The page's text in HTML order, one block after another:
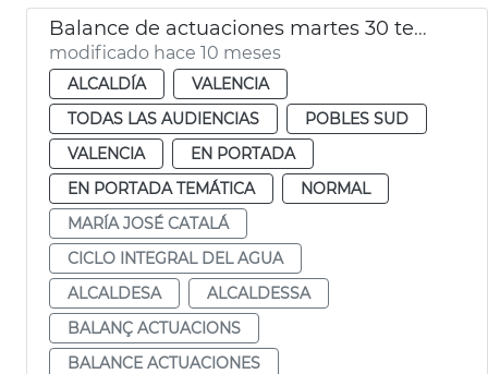
Balance de actuaciones martes 30 temporal lluvia
modificado hace 10 meses
ALCALDÍA
VALENCIA
TODAS LAS AUDIENCIAS
POBLES SUD
VALENCIA
EN PORTADA
EN PORTADA TEMÁTICA
NORMAL
MARÍA JOSÉ CATALÁ
CICLO INTEGRAL DEL AGUA
ALCALDESA
ALCALDESSA
BALANÇ ACTUACIONS
BALANCE ACTUACIONES